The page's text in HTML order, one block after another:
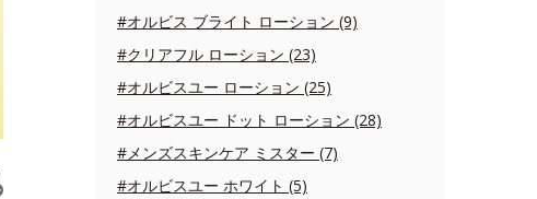
#オルビス ブライト ローション (9)
#クリアフル ローション (23)
#オルビスユー ローション (25)
#オルビスユー ドット ローション (28)
#メンズスキンケア ミスター (7)
#オルビスユー ホワイト (5)